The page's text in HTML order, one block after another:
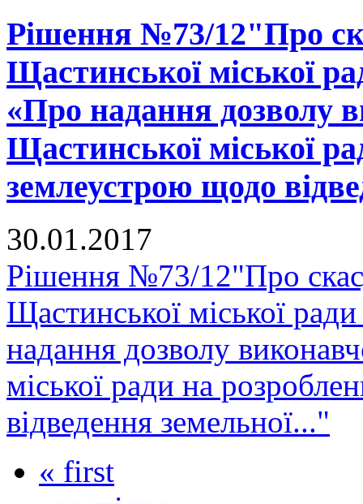
Рішення №73/12"Про
Щастинської міської
«Про надання дозволу
Щастинської міської
землеустрою щодо
30.01.2017
Рішення №73/12"Про
Щастинської міської
надання дозволу
міської ради на
відведення земельної..."
« first